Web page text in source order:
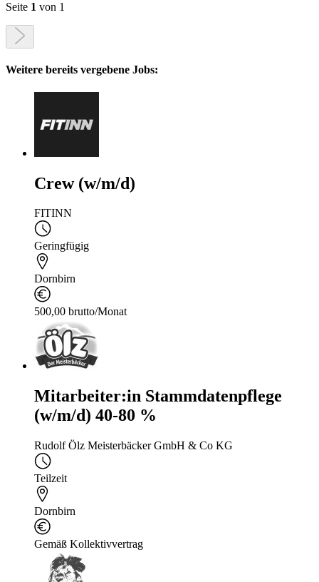
Seite 1 von 1
Weitere bereits vergebene Jobs:
Crew (w/m/d)
FITINN
Geringfügig
Dornbirn
500,00 brutto/Monat
Mitarbeiter:in Stammdatenpflege
(w/m/d) 40-80 %
Rudolf Ölz Meisterbäcker GmbH & Co KG
Teilzeit
Dornbirn
Gemäß Kollektivvertrag